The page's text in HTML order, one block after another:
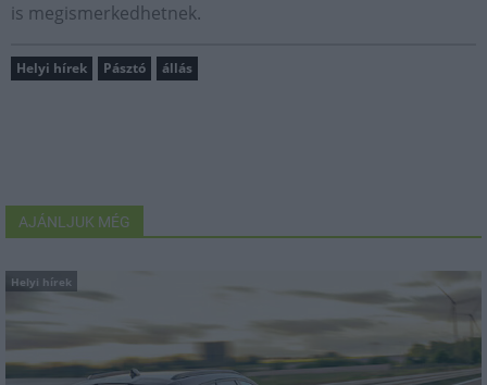
is megismerkedhetnek.
Helyi hírek Pásztó állás
AJÁNLJUK MÉG
Helyi hírek